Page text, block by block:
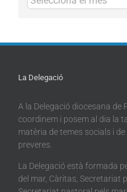
La Delegació
A la Delegació diocesana de
coordinem i posem al dia la
matèria de temes socials i
preveres.
La Delegació està formada
del mar, Càritas, Secretariat